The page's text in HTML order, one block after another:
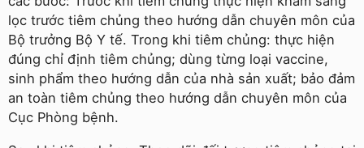
lọc trước tiêm chủng theo hướng dẫn chuyên môn của
Bộ trưởng Bộ Y tế. Trong khi tiêm chủng: thực hiện
đúng chỉ định tiêm chủng; dùng từng loại vaccine,
sinh phẩm theo hướng dẫn của nhà sản xuất; bảo đảm
an toàn tiêm chủng theo hướng dẫn chuyên môn của
Cục Phòng bệnh.